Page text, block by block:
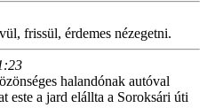
frissül, érdemes nézegetni.
halandónak autóval
este a jard elállta a Soroksári úti